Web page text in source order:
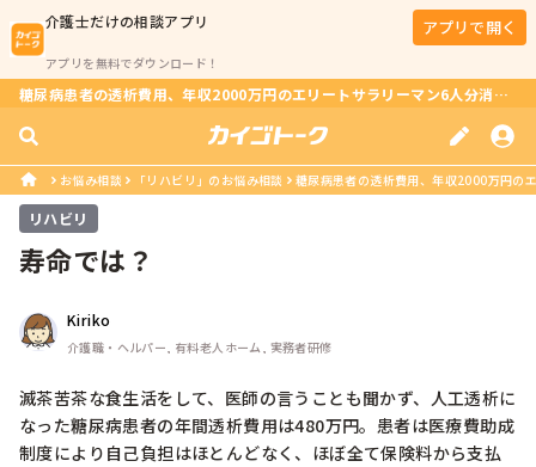
介護士だけの相談アプリ
アプリを無料でダウンロード！
アプリで開く
糖尿病患者の透析費用、年収2000万円のエリートサラリーマン6人分消える？
お悩み相談 「リハビリ」のお悩み相談 糖尿病患者の透析費用、年収2000万円の
リハビリ
寿命では？
Kiriko
介護職・ヘルパー, 有料老人ホーム, 実務者研修
滅茶苦茶な食生活をして、医師の言うことも聞かず、人工透析に
なった糖尿病患者の年間透析費用は480万円。患者は医療費助成
制度により自己負担はほとんどなく、ほぼ全て保険料から支払